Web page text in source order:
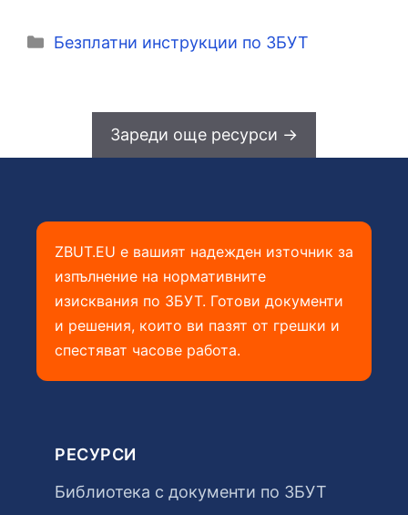
Категории
Безплатни инструкции по ЗБУТ
Зареди още ресурси ->
ZBUT.EU е вашият надежден източник за
изпълнение на нормативните
изисквания по ЗБУТ. Готови документи
и решения, които ви пазят от грешки и
спестяват часове работа.
РЕСУРСИ
Библиотека с документи по ЗБУТ